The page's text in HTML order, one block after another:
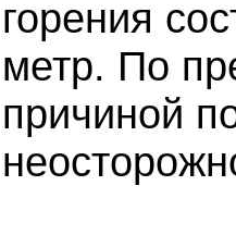
горения
метр. По
причиной